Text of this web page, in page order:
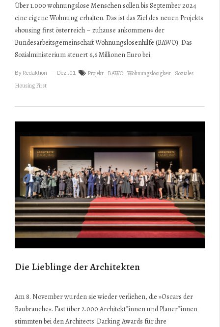
Über 1.000 wohnungslose Menschen sollen bis September 2024
eine eigene Wohnung erhalten. Das ist das Ziel des neuen Projekts
»housing first österreich – zuhause ankommen« der
Bundesarbeitsgemeinschaft Wohnungslosenhilfe (BAWO). Das
Sozialministerium steuert 6,6 Millionen Euro bei.
By Redaktion Dez..01 Projekt BAWO Wohnungslosigkeit Soziales
Housing First
Die Lieblinge der Architekten
Am 8. November wurden sie wieder verliehen, die »Oscars der
Baubranche«. Fast über 2.000 Architekt*innen und Planer*innen
stimmten bei den Architects' Darking Awards für ihre